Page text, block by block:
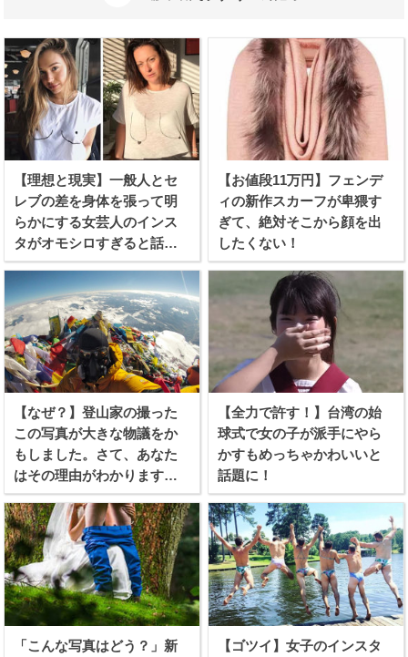
【理想と現実】一般人とセ
レブの差を身体を張って明
らかにする女芸人のインス
タがオモシロすぎると話題
に！
【お値段11万円】フェンデ
ィの新作スカーフが卑猥す
ぎて、絶対そこから顔を出
したくない！
【なぜ？】登山家の撮った
この写真が大きな物議をか
もしました。さて、あなた
はその理由がわかります
か？
【全力で許す！】台湾の始
球式で女の子が派手にやら
かすもめっちゃかわいいと
話題に！
「こんな写真はどう？」新
【ゴツイ】女子のインスタ